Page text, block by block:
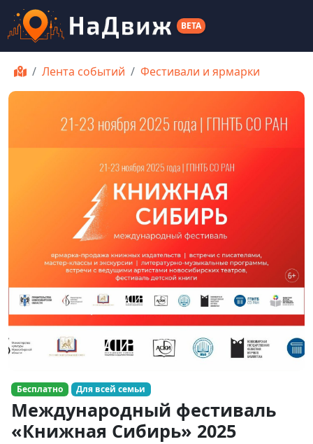
BETA
Лента событий Фестивали и ярмарки
Бесплатно Для всей семьи
Международный фестиваль
«Книжная Сибирь» 2025